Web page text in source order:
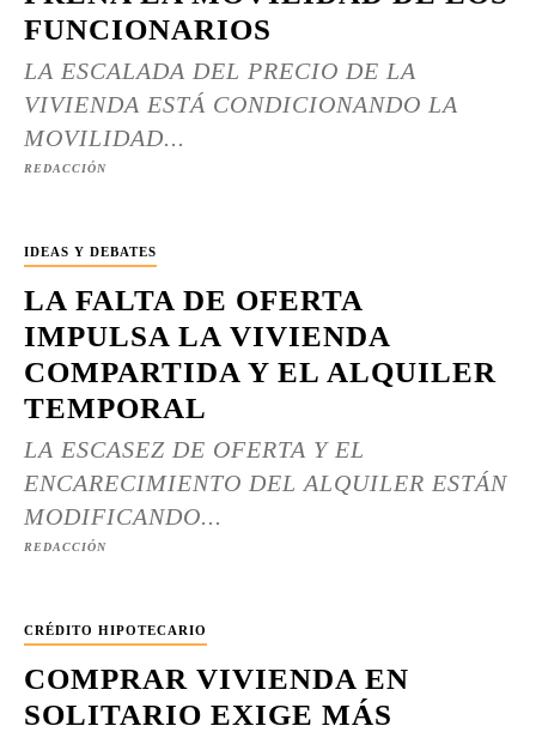
FUNCIONARIOS
LA ESCALADA DEL PRECIO DE LA
VIVIENDA ESTÁ CONDICIONANDO LA
MOVILIDAD...
REDACCIÓN
IDEAS Y DEBATES
LA FALTA DE OFERTA
IMPULSA LA VIVIENDA
COMPARTIDA Y EL ALQUILER
TEMPORAL
LA ESCASEZ DE OFERTA Y EL
ENCARECIMIENTO DEL ALQUILER ESTÁN
MODIFICANDO...
REDACCIÓN
CRÉDITO HIPOTECARIO
COMPRAR VIVIENDA EN
SOLITARIO EXIGE MÁS